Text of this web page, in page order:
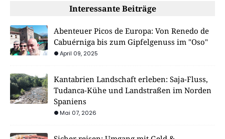
Interessante Beiträge
Abenteuer Picos de Europa: Von Renedo de
Cabuérniga bis zum Gipfelgenuss im "Oso"
April 09, 2025
Kantabrien Landschaft erleben: Saja-Fluss,
Tudanca-Kühe und Landstraßen im Norden
Spaniens
Mai 07, 2026